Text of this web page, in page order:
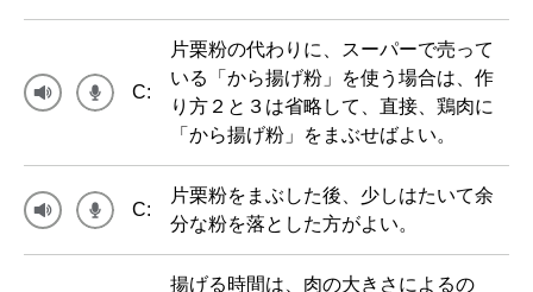
C:
片栗粉の代わりに、スーパーで売って
いる「から揚げ粉」を使う場合は、作
り方２と３は省略して、直接、鶏肉に
「から揚げ粉」をまぶせばよい。
C:
片栗粉をまぶした後、少しはたいて余
分な粉を落とした方がよい。
揚げる時間は、肉の大きさによるの